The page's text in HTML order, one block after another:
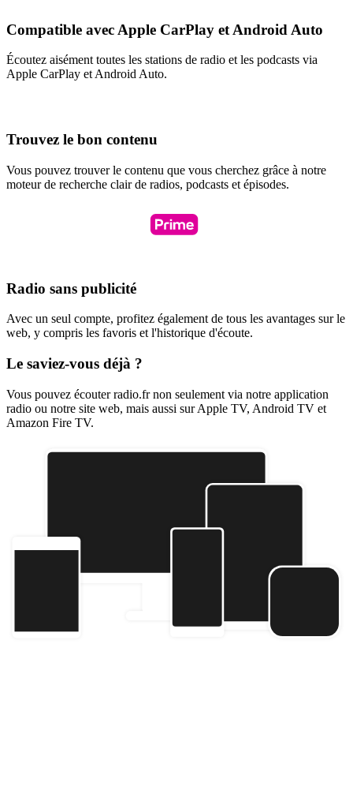
Compatible avec Apple CarPlay et Android Auto
Écoutez aisément toutes les stations de radio et les podcasts via
Apple CarPlay et Android Auto.
Trouvez le bon contenu
Vous pouvez trouver le contenu que vous cherchez grâce à notre
moteur de recherche clair de radios, podcasts et épisodes.
Radio sans publicité
Avec un seul compte, profitez également de tous les avantages sur le
web, y compris les favoris et l'historique d'écoute.
Le saviez-vous déjà ?
Vous pouvez écouter radio.fr non seulement via notre application
radio ou notre site web, mais aussi sur Apple TV, Android TV et
Amazon Fire TV.